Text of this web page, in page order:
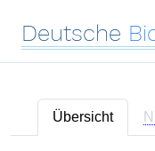
Deutsche
Übersicht